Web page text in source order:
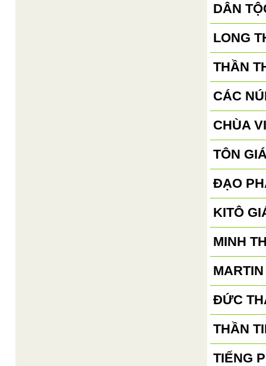
DÂN
LONG
THẦN
CÁC
CHÙA
TÔN
ĐẠO
KITÔ
MINH
ĐỨC
THẦN
TIẾNG